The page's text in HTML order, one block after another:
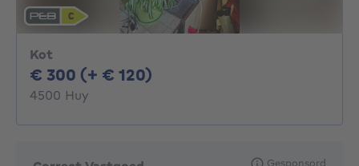
Kot
€ 300 (+ € 120)
4500 Huy
Gesponsord